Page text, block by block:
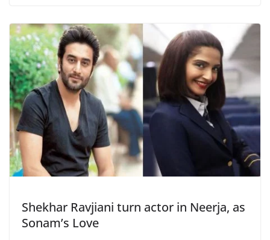
Shekhar Ravjiani turn actor in Neerja, as
Sonam’s Love